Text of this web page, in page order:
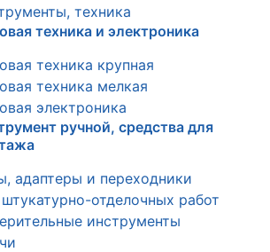
техника
техника и электроника
техника крупная
техника мелкая
электроника
ручной, средства для
адаптеры и переходники
отделочных работ
инструменты